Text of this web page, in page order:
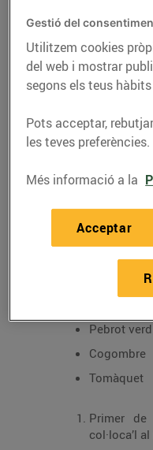
RECEPTES
Recepta
30/de març/2020
Ingredients per a la
Pebrot verd
Cogombre
Tomàquet
Primer
col·loca’l
Gestió del
Utilitzem cookies
del web i mostrar
segons els teus
Pots acceptar,
les teves preferències.
Més informació a la
Acceptar